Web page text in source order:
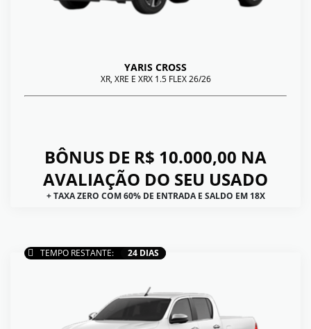
YARIS CROSS
XR, XRE E XRX 1.5 FLEX 26/26
BÔNUS DE R$ 10.000,00 NA
AVALIAÇÃO DO SEU USADO
+ TAXA ZERO COM 60% DE ENTRADA E SALDO EM 18X
TEMPO RESTANTE: 24 DIAS